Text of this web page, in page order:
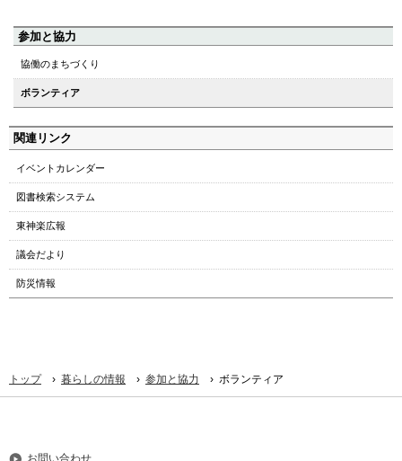
ペ
ッ
プ
へ
本
文
へ
メ
ニ
ュ
参加と協力
協働のまちづくり
ボランティア
関連リンク
イベントカレンダー
図書検索システム
東神楽広報
議会だより
防災情報
トップ › 暮らしの情報 › 参加と協力 › ボランティア
お問い合わせ